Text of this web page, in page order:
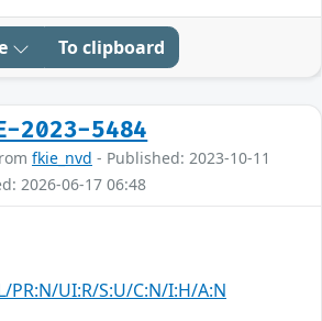
To clipboard
2023-5484
fkie_nvd - Published: 2023-10-11
2026-06-17 06:48
PR:N/UI:R/S:U/C:N/I:H/A:N